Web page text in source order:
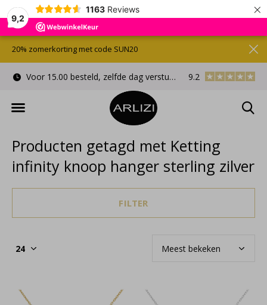
9,2
1163 Reviews ×
Voor 15.00 besteld, zelfde dag verstuurd Gratis
9.2
20% zomerkorting met code SUN20
Producten getagd met Ketting
infinity knoop hanger sterling zilver
FILTER